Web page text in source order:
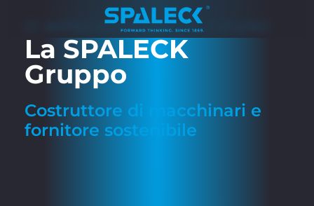
CI IMPEGNIAMO PER IL FUTURO
La SPALECK
Gruppo
Costruttore di macchinari e
fornitore sostenibile